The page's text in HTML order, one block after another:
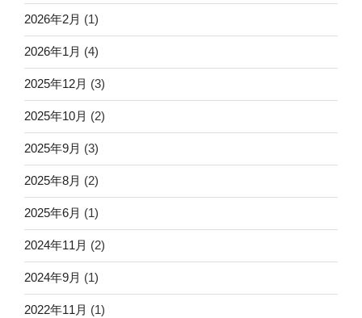
2026年2月 (1)
2026年1月 (4)
2025年12月 (3)
2025年10月 (2)
2025年9月 (3)
2025年8月 (2)
2025年6月 (1)
2024年11月 (2)
2024年9月 (1)
2022年11月 (1)